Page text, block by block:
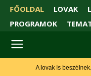
FŐOLDAL LOVAK
PROGRAMOK
A lovak is